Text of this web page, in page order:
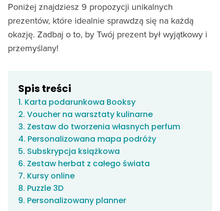
Poniżej znajdziesz 9 propozycji unikalnych
prezentów, które idealnie sprawdzą się na każdą
okazję. Zadbaj o to, by Twój prezent był wyjątkowy i
przemyślany!
Spis treści
1. Karta podarunkowa Booksy
2. Voucher na warsztaty kulinarne
3. Zestaw do tworzenia własnych perfum
4. Personalizowana mapa podróży
5. Subskrypcja książkowa
6. Zestaw herbat z całego świata
7. Kursy online
8. Puzzle 3D
9. Personalizowany planner